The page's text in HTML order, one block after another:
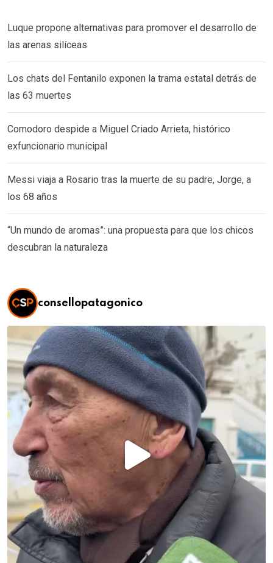
Luque propone alternativas para promover el desarrollo de
las arenas silíceas
Los chats del Fentanilo exponen la trama estatal detrás de
las 63 muertes
Comodoro despide a Miguel Criado Arrieta, histórico
exfuncionario municipal
Messi viaja a Rosario tras la muerte de su padre, Jorge, a
los 68 años
“Un mundo de aromas”: una propuesta para que los chicos
descubran la naturaleza
consellopatagonico